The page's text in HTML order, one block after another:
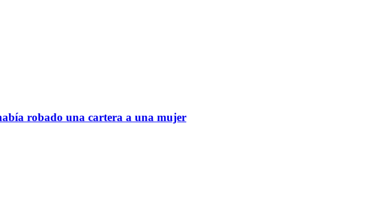
robado una cartera a una mujer